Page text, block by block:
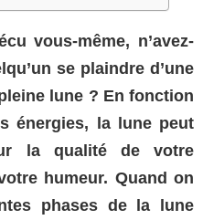
vous-même, n’avez-
se plaindre d’une
lune ? En fonction
énergies, la lune peut
la qualité de votre
humeur. Quand on
phases de la lune